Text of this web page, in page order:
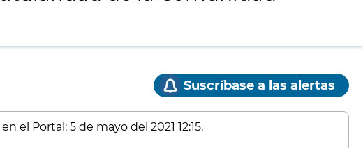
Suscríbase a las alertas
el Portal: 5 de mayo del 2021 12:15.